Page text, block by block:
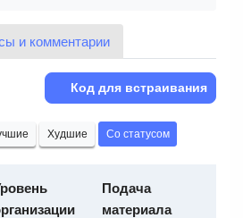
и комментарии
Код для встраивания
Худшие Со статусом
Подача
материала